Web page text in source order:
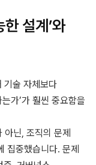
설계’와
기술 자체보다
가’가 훨씬 중요함을
닌, 조직의 문제
집중했습니다. 문제